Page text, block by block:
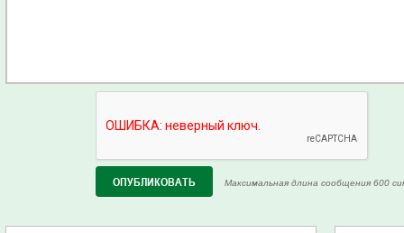
Максимальная длина сообщения 600